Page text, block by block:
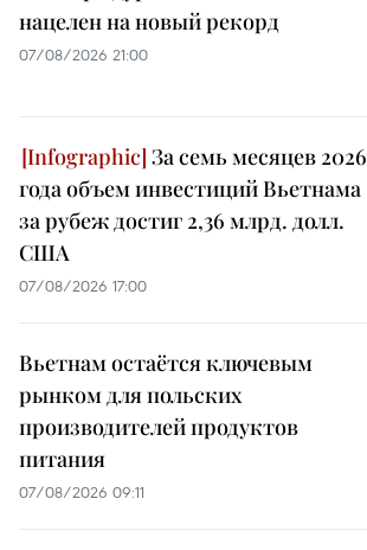
нацелен на новый рекорд
07/08/2026 21:00
За семь месяцев 2026
года объем инвестиций Вьетнама
за рубеж достиг 2,36 млрд. долл.
США
07/08/2026 17:00
Вьетнам остаётся ключевым
рынком для польских
производителей продуктов
питания
07/08/2026 09:11